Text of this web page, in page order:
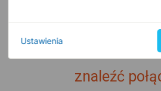
Upss... Nie
znaleźć
Ustawienia